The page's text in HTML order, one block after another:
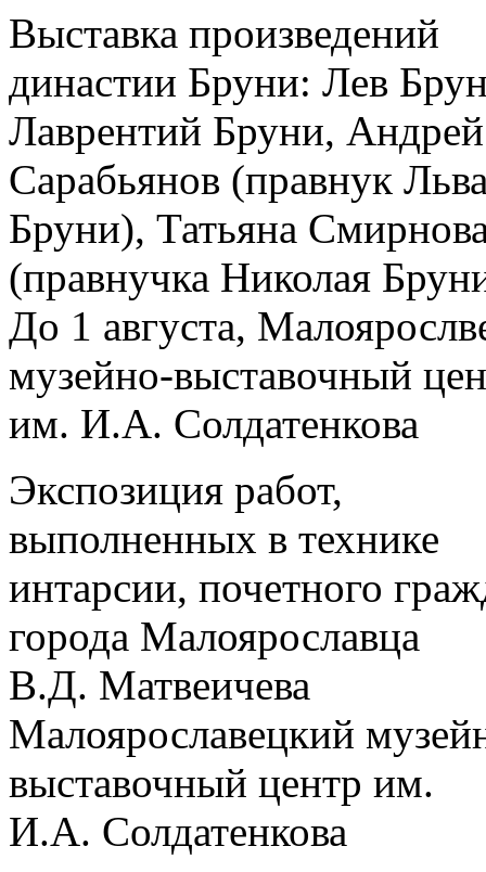
Выставка произведений
династии Бруни: Лев
Лаврентий Бруни, Андрей
Сарабьянов (правнук
Бруни), Татьяна
(правнучка Николая
До 1 августа,
музейно-выставочный
им. И.А. Солдатенкова
Экспозиция работ,
выполненных в технике
интарсии, почетного
города Малоярославца
В.Д. Матвеичева
Малоярославецкий
выставочный центр им.
И.А. Солдатенкова